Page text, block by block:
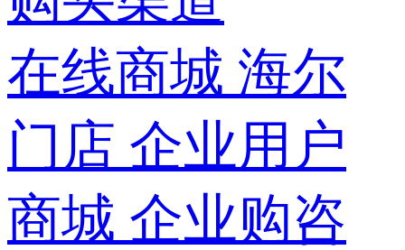
在线商城 海尔
门店 企业用户
商城 企业购咨